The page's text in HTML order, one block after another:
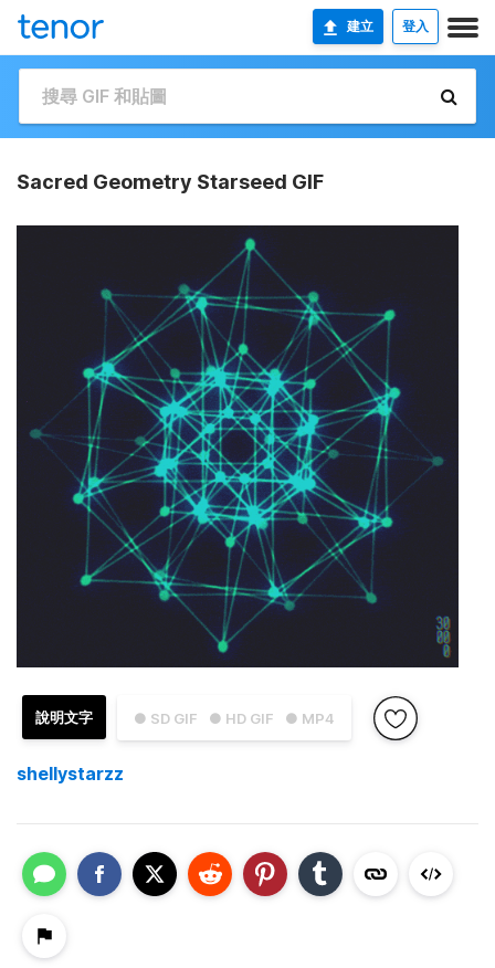
建立 登入
Sacred Geometry Starseed GIF
● SD GIF ● HD GIF ● MP4
說明文字
shellystarzz